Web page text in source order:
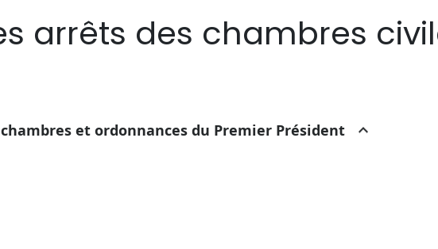
arrêts des chambres
et ordonnances du Premier Président